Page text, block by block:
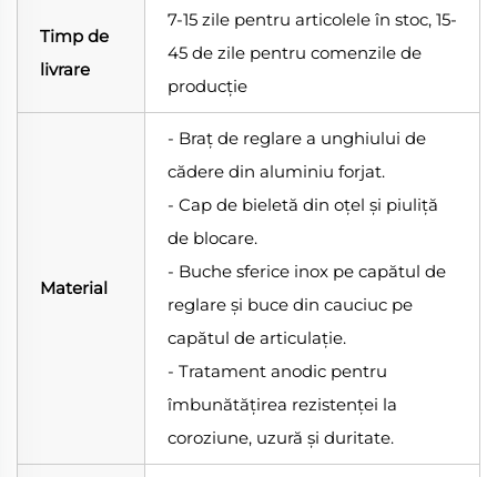
Timp de
livrare
7-15 zile pentru articolele în stoc, 15-
45 de zile pentru comenzile de
producție
Material
- Braț de reglare a unghiului de
cădere din aluminiu forjat.
- Cap de bieletă din oțel și piuliță
de blocare.
- Buche sferice inox pe capătul de
reglare și buce din cauciuc pe
capătul de articulație.
- Tratament anodic pentru
îmbunătățirea rezistenței la
coroziune, uzură și duritate.